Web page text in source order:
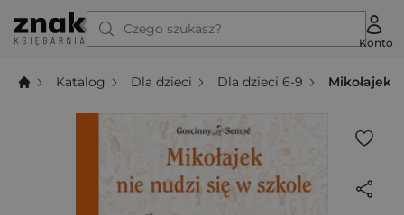
Czego szukasz?
Konto
Katalog Dla dzieci Dla dzieci 6-9 Mikołajek